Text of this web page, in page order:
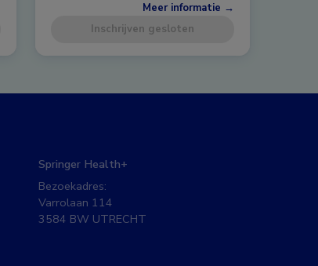
Meer informatie →
Inschrijven gesloten
Springer Health+
Bezoekadres:
Varrolaan 114
3584 BW UTRECHT